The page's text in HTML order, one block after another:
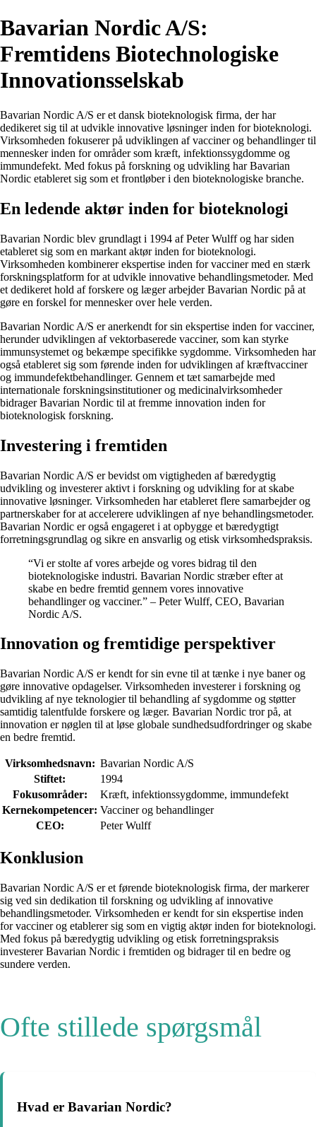
Bavarian Nordic A/S:
Fremtidens Biotechnologiske
Innovationsselskab
Bavarian Nordic A/S er et dansk bioteknologisk firma, der har
dedikeret sig til at udvikle innovative løsninger inden for bioteknologi.
Virksomheden fokuserer på udviklingen af vacciner og behandlinger til
mennesker inden for områder som kræft, infektionssygdomme og
immundefekt. Med fokus på forskning og udvikling har Bavarian
Nordic etableret sig som et frontløber i den bioteknologiske branche.
En ledende aktør inden for bioteknologi
Bavarian Nordic blev grundlagt i 1994 af Peter Wulff og har siden
etableret sig som en markant aktør inden for bioteknologi.
Virksomheden kombinerer ekspertise inden for vacciner med en stærk
forskningsplatform for at udvikle innovative behandlingsmetoder. Med
et dedikeret hold af forskere og læger arbejder Bavarian Nordic på at
gøre en forskel for mennesker over hele verden.
Bavarian Nordic A/S er anerkendt for sin ekspertise inden for vacciner,
herunder udviklingen af vektorbaserede vacciner, som kan styrke
immunsystemet og bekæmpe specifikke sygdomme. Virksomheden har
også etableret sig som førende inden for udviklingen af kræftvacciner
og immundefektbehandlinger. Gennem et tæt samarbejde med
internationale forskningsinstitutioner og medicinalvirksomheder
bidrager Bavarian Nordic til at fremme innovation inden for
bioteknologisk forskning.
Investering i fremtiden
Bavarian Nordic A/S er bevidst om vigtigheden af bæredygtig
udvikling og investerer aktivt i forskning og udvikling for at skabe
innovative løsninger. Virksomheden har etableret flere samarbejder og
partnerskaber for at accelerere udviklingen af nye behandlingsmetoder.
Bavarian Nordic er også engageret i at opbygge et bæredygtigt
forretningsgrundlag og sikre en ansvarlig og etisk virksomhedspraksis.
“Vi er stolte af vores arbejde og vores bidrag til den
bioteknologiske industri. Bavarian Nordic stræber efter at
skabe en bedre fremtid gennem vores innovative
behandlinger og vacciner.” – Peter Wulff, CEO, Bavarian
Nordic A/S.
Innovation og fremtidige perspektiver
Bavarian Nordic A/S er kendt for sin evne til at tænke i nye baner og
gøre innovative opdagelser. Virksomheden investerer i forskning og
udvikling af nye teknologier til behandling af sygdomme og støtter
samtidig talentfulde forskere og læger. Bavarian Nordic tror på, at
innovation er nøglen til at løse globale sundhedsudfordringer og skabe
en bedre fremtid.
Virksomhedsnavn: Bavarian Nordic A/S
Stiftet:
1994
Fokusområder:
Kræft, infektionssygdomme, immundefekt
Kernekompetencer: Vacciner og behandlinger
CEO:
Peter Wulff
Konklusion
Bavarian Nordic A/S er et førende bioteknologisk firma, der markerer
sig ved sin dedikation til forskning og udvikling af innovative
behandlingsmetoder. Virksomheden er kendt for sin ekspertise inden
for vacciner og etablerer sig som en vigtig aktør inden for bioteknologi.
Med fokus på bæredygtig udvikling og etisk forretningspraksis
investerer Bavarian Nordic i fremtiden og bidrager til en bedre og
sundere verden.
Ofte stillede spørgsmål
Hvad er Bavarian Nordic?